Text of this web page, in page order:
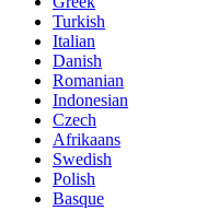
Turkish
Italian
Danish
Romanian
Indonesian
Czech
Afrikaans
Swedish
Polish
Basque